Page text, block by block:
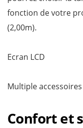
fonction de votre
(2,00m).
Ecran LCD
Multiple
Confort et